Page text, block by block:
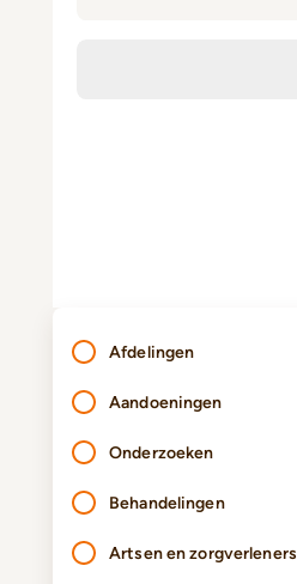
Afdelingen
Aandoeningen
Onderzoeken
Behandelingen
Artsen en zorgverleners